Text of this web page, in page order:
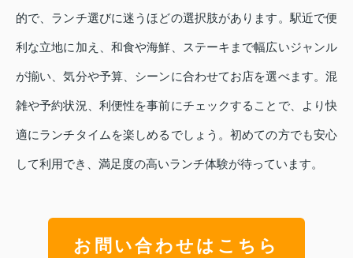
的で、ランチ選びに迷うほどの選択肢があります。駅近で便
利な立地に加え、和食や海鮮、ステーキまで幅広いジャンル
が揃い、気分や予算、シーンに合わせてお店を選べます。混
雑や予約状況、利便性を事前にチェックすることで、より快
適にランチタイムを楽しめるでしょう。初めての方でも安心
して利用でき、満足度の高いランチ体験が待っています。
お問い合わせはこちら